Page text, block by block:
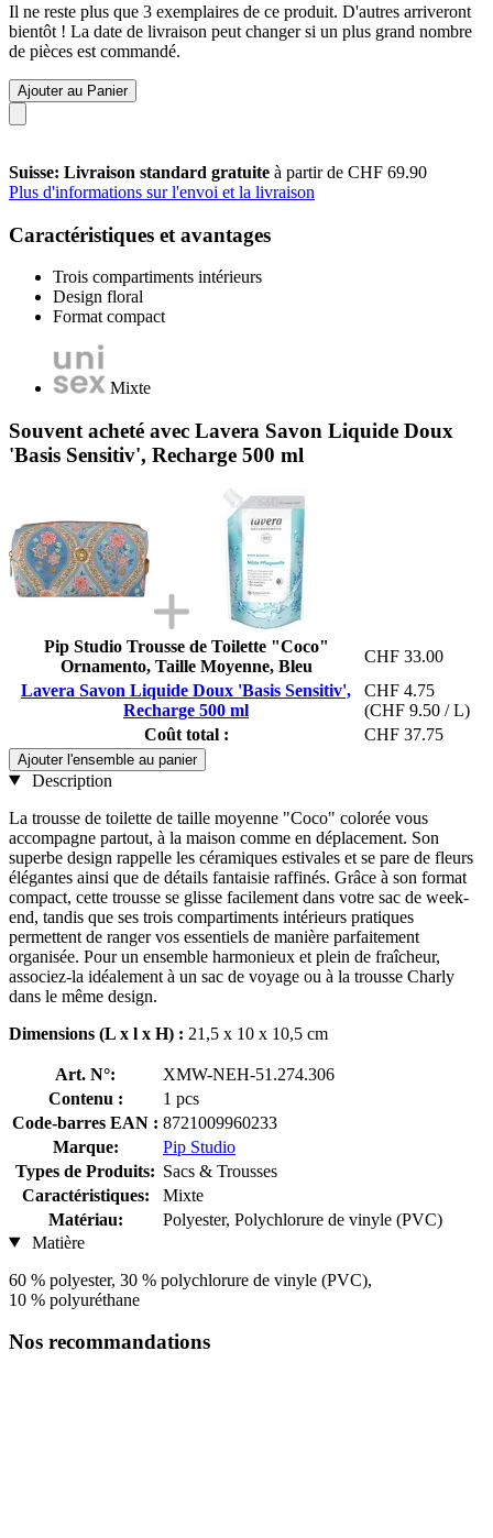
Il ne reste plus que 3 exemplaires de ce produit. D'autres arriveront
bientôt ! La date de livraison peut changer si un plus grand nombre
de pièces est commandé.
Ajouter au Panier
Suisse: Livraison standard gratuite à partir de CHF 69.90
Plus d'informations sur l'envoi et la livraison
Caractéristiques et avantages
Trois compartiments intérieurs
Design floral
Format compact
Mixte
Souvent acheté avec Lavera Savon Liquide Doux
'Basis Sensitiv', Recharge 500 ml
Pip Studio Trousse de Toilette "Coco"
Ornamento, Taille Moyenne, Bleu
CHF 33.00
Lavera Savon Liquide Doux 'Basis Sensitiv',
Recharge 500 ml
CHF 4.75
(CHF 9.50 / L)
Coût total :
CHF 37.75
Ajouter l'ensemble au panier
Description
La trousse de toilette de taille moyenne "Coco" colorée vous
accompagne partout, à la maison comme en déplacement. Son
superbe design rappelle les céramiques estivales et se pare de fleurs
élégantes ainsi que de détails fantaisie raffinés. Grâce à son format
compact, cette trousse se glisse facilement dans votre sac de week-
end, tandis que ses trois compartiments intérieurs pratiques
permettent de ranger vos essentiels de manière parfaitement
organisée. Pour un ensemble harmonieux et plein de fraîcheur,
associez-la idéalement à un sac de voyage ou à la trousse Charly
dans le même design.
Dimensions (L x l x H) : 21,5 x 10 x 10,5 cm
Art. N°:
XMW-NEH-51.274.306
Contenu :
1 pcs
Code-barres EAN : 8721009960233
Marque:
Pip Studio
Types de Produits: Sacs & Trousses
Caractéristiques:
Mixte
Matériau:
Polyester, Polychlorure de vinyle (PVC)
Matière
60 % polyester, 30 % polychlorure de vinyle (PVC),
10 % polyuréthane
Nos recommandations